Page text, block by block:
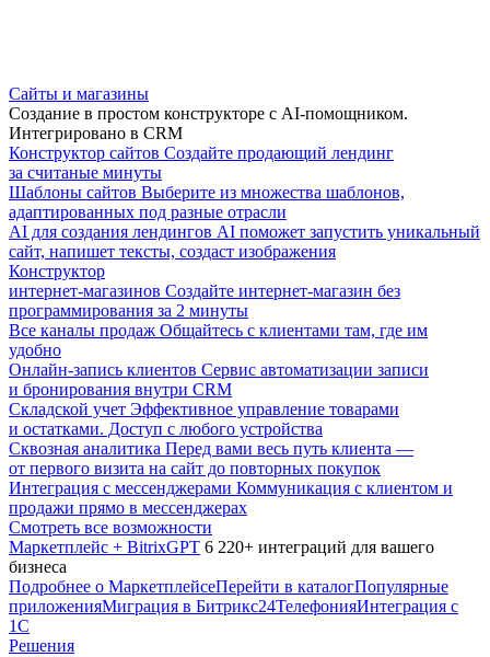
Сайты и магазины
Создание в простом конструкторе с AI-помощником.
Интегрировано в CRM
Конструктор сайтов Создайте продающий лендинг
за считаные минуты
Шаблоны сайтов Выберите из множества шаблонов,
адаптированных под разные отрасли
AI для создания лендингов AI поможет запустить уникальный
сайт, напишет тексты, создаст изображения
Конструктор
интернет-магазинов Создайте интернет-магазин без
программирования за 2 минуты
Все каналы продаж Общайтесь с клиентами там, где им
удобно
Онлайн-запись клиентов Сервис автоматизации записи
и бронирования внутри CRM
Складской учет Эффективное управление товарами
и остатками. Доступ с любого устройства
Сквозная аналитика Перед вами весь путь клиента —
от первого визита на сайт до повторных покупок
Интеграция с мессенджерами Коммуникация с клиентом и
продажи прямо в мессенджерах
Смотреть все возможности
Маркетплейс + BitrixGPT 6 220+ интеграций для вашего
бизнеса
Подробнее о МаркетплейсеПерейти в каталогПопулярные
приложенияМиграция в Битрикс24ТелефонияИнтеграция с
1С
Решения